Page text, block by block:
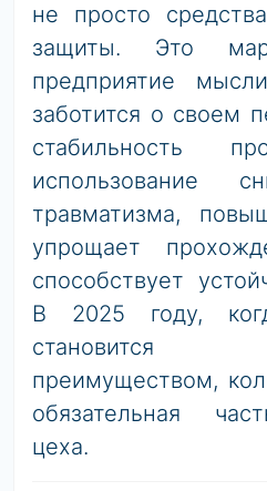
не просто
защиты. Это
предприятие
заботится о своем
стабильность
использование
травматизма,
упрощает
способствует
В 2025 году,
становится
преимуществом,
обязательная
цеха.